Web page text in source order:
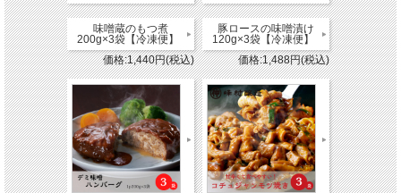
味噌蔵のもつ煮
200g×3袋【冷凍便】
価格:1,440円(税込)
豚ロースの味噌漬け
120g×3袋【冷凍便】
価格:1,488円(税込)